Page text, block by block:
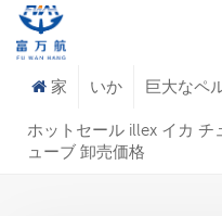
家 いか 巨大なペ
ホットセール illex イカ チ
ューブ 卸売価格